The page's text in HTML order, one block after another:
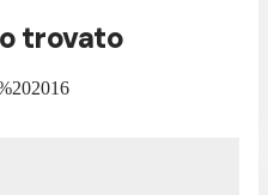
trovato